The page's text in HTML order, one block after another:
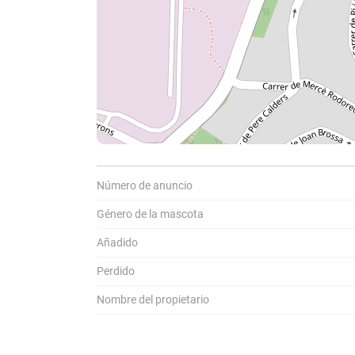
Número de anuncio
Género de la mascota
Añadido
Perdido
Nombre del propietario